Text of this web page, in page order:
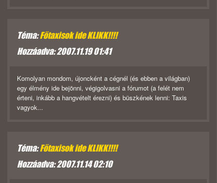
Téma:Főtaxisok ide KLIKK!!!!
Hozzáadva: 2007.11.19 01:41
Komolyan mondom, újoncként a cégnél (és ebben a világban)
egy élmény ide bejönni, végigolvasni a fórumot (a felét nem
érteni, inkább a hangvételt érezni) és büszkének lenni: Taxis
vagyok...
Téma:Főtaxisok ide KLIKK!!!!
Hozzáadva: 2007.11.14 02:10